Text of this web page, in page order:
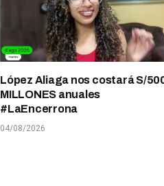
López Aliaga nos costará S/
MILLONES anuales
#LaEncerrona
04/08/2026